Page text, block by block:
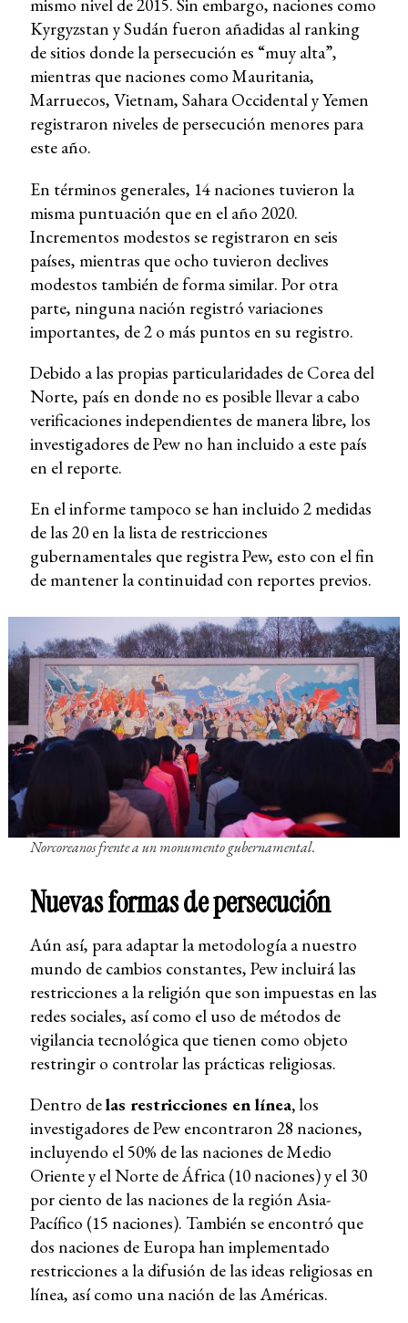
mismo nivel de 2015. Sin embargo, naciones como
Kyrgyzstan y Sudán fueron añadidas al ranking
de sitios donde la persecución es “muy alta”,
mientras que naciones como Mauritania,
Marruecos, Vietnam, Sahara Occidental y Yemen
registraron niveles de persecución menores para
este año.
En términos generales, 14 naciones tuvieron la
misma puntuación que en el año 2020.
Incrementos modestos se registraron en seis
países, mientras que ocho tuvieron declives
modestos también de forma similar. Por otra
parte, ninguna nación registró variaciones
importantes, de 2 o más puntos en su registro.
Debido a las propias particularidades de Corea del
Norte, país en donde no es posible llevar a cabo
verificaciones independientes de manera libre, los
investigadores de Pew no han incluido a este país
en el reporte.
En el informe tampoco se han incluido 2 medidas
de las 20 en la lista de restricciones
gubernamentales que registra Pew, esto con el fin
de mantener la continuidad con reportes previos.
Norcoreanos frente a un monumento gubernamental.
Nuevas formas de persecución
Aún así, para adaptar la metodología a nuestro
mundo de cambios constantes, Pew incluirá las
restricciones a la religión que son impuestas en las
redes sociales, así como el uso de métodos de
vigilancia tecnológica que tienen como objeto
restringir o controlar las prácticas religiosas.
Dentro delas restricciones en línea,los
investigadores de Pew encontraron 28 naciones,
incluyendo el 50% de las naciones de Medio
Oriente y el Norte de África (10 naciones) y el 30
por ciento de las naciones de la región Asia-
Pacífico (15 naciones). También se encontró que
dos naciones de Europa han implementado
restricciones a la difusión de las ideas religiosas en
línea, así como una nación de las Américas.